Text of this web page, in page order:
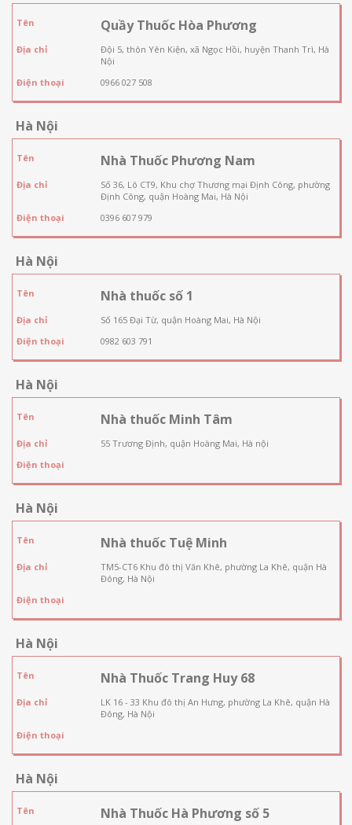
Tên Quầy Thuốc Hòa Phương
Địa chỉ
Đội 5, thôn Yên Kiện, xã Ngọc Hồi, huyện Thanh Trì, Hà
Nội
Điện thoại
0966 027 508
Hà Nội
Tên Nhà Thuốc Phương Nam
Địa chỉ
Số 36, Lô CT9, Khu chợ Thương mại Định Công, phường
Định Công, quận Hoàng Mai, Hà Nội
Điện thoại
0396 607 979
Hà Nội
Tên Nhà thuốc số 1
Địa chỉ
Số 165 Đại Từ, quận Hoàng Mai, Hà Nội
Điện thoại
0982 603 791
Hà Nội
Tên Nhà thuốc Minh Tâm
Địa chỉ
55 Trương Định, quận Hoàng Mai, Hà nội
Điện thoại
Hà Nội
Tên Nhà thuốc Tuệ Minh
Địa chỉ
TM5-CT6 Khu đô thị Văn Khê, phường La Khê, quận Hà
Đông, Hà Nội
Điện thoại
Hà Nội
Tên Nhà Thuốc Trang Huy 68
Địa chỉ
LK 16 - 33 Khu đô thị An Hưng, phường La Khê, quận Hà
Đông, Hà Nội
Điện thoại
Hà Nội
Tên Nhà Thuốc Hà Phương số 5